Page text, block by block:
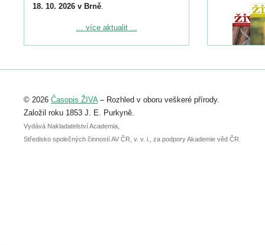
18. 10. 2026 v Brně.
Podrobnější informace ke konferenci
Registrovat se můžete do 6. září.
abstraktu přihlášené přednášky nebo
posteru je už 30. června.
... více aktualit ...
© 2026 Časopis ŽIVA– Rozhled v oboru veškeré přírody.
Založil roku 1853 J. E. Purkyně.
Vydává Nakladatelství Academia,
Středisko společných činností AV ČR, v. v. i., za podpory Akademie věd ČR.